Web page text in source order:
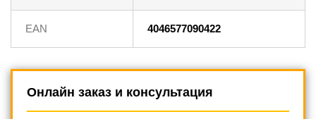
EAN 4046577090422
Онлайн заказ и консультация